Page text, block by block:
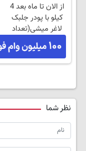
از الان تا ماه بعد 4
کیلو با پودر جلبک
لاغر میشی(تعداد
محدود)
نظر شما